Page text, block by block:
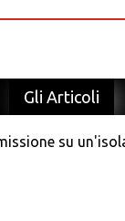
Gli Articoli
su